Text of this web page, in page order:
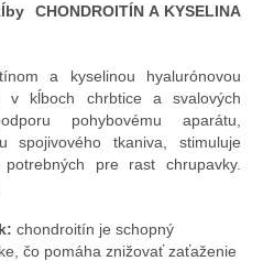
CHONDROITÍN A KYSELINA
a kyselinou hyalurónovou
kĺboch chrbtice a svalových
pohybovému aparátu,
spojivového tkaniva, stimuluje
pre rast chrupavky.
chondroitín je schopný
čo pomáha znižovať zaťaženie